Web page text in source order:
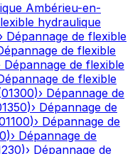
Ambérieu-en-
hydraulique
› Dépannage de flexible
de flexible
Dépannage de flexible
de flexible
01300)› Dépannage de
)› Dépannage de
)› Dépannage de
)› Dépannage de
)› Dépannage de